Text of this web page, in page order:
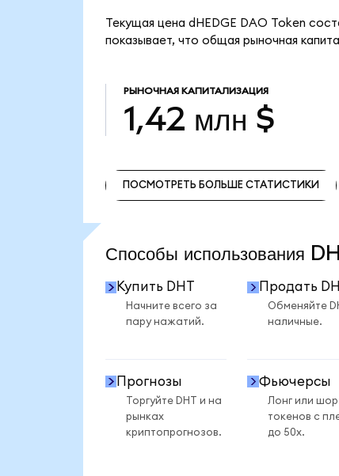
Текущая цена dHEDGE DAO Token
показывает, что общая рыночная
РЫНОЧНАЯ КАПИТАЛИЗАЦИЯ
1,42 млн $
ПОСМОТРЕТЬ БОЛЬШЕ СТАТИСТИКИ
Способы использования
Купить DHT
Начните всего за
пару нажатий.
Продать
Обменяйте
наличные.
Прогнозы
Торгуйте DHT и на
рынках
криптопрогнозов.
Фьючерсы
Лонг или
токенов с
до 50x.